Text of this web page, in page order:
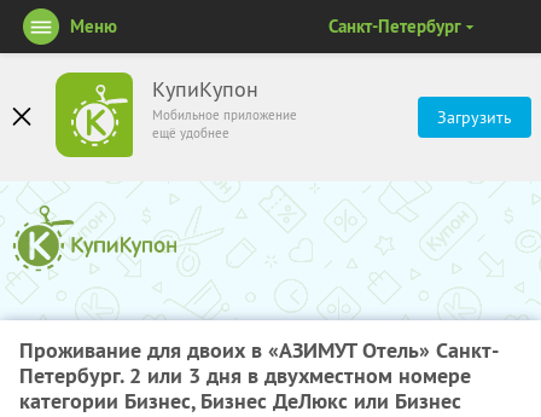
КупиКупон
Мобильное приложение
ещё удобнее
Загрузить
Меню Санкт-Петербург
Проживание для двоих в «АЗИМУТ Отель» Санкт-
Петербург. 2 или 3 дня в двухместном номере
категории Бизнес, Бизнес ДеЛюкс или Бизнес